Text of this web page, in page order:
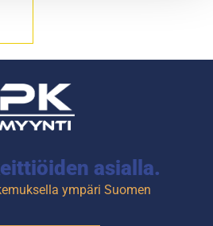
asialla.
ympäri Suomen